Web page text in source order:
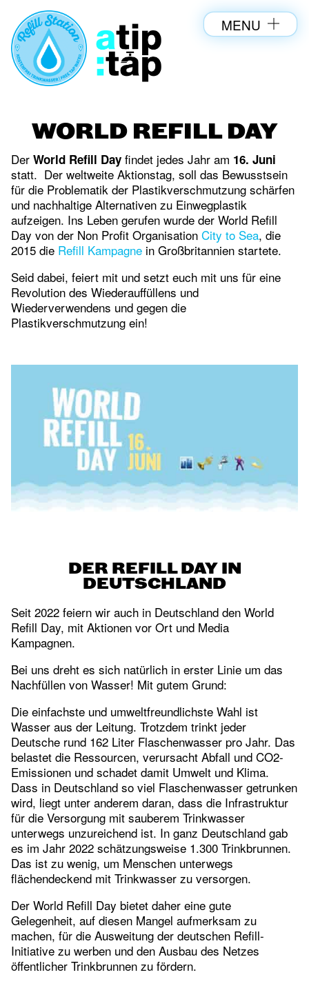
MENU
WORLD REFILL DAY
Der World Refill Dayfindet jedes Jahr am 16. Juni
statt. Der weltweite Aktionstag, soll das Bewusstsein
für die Problematik der Plastikverschmutzung schärfen
und nachhaltige Alternativen zu Einwegplastik
aufzeigen. Ins Leben gerufen wurde der World Refill
Day von der Non Profit Organisation City to Sea, die
2015 die Refill Kampagnein Großbritannien startete.
Seid dabei, feiert mit und setzt euch mit uns für eine
Revolution des Wiederauffüllens und
Wiederverwendens und gegen die
Plastikverschmutzung ein!
DER REFILL DAY IN
DEUTSCHLAND
Seit 2022 feiern wir auch in Deutschland den World
Refill Day, mit Aktionen vor Ort und Media
Kampagnen.
Bei uns dreht es sich natürlich in erster Linie um das
Nachfüllen von Wasser! Mit gutem Grund:
Die einfachste und umweltfreundlichste Wahl ist
Wasser aus der Leitung. Trotzdem trinkt jeder
Deutsche rund 162 Liter Flaschenwasser pro Jahr. Das
belastet die Ressourcen, verursacht Abfall und CO2-
Emissionen und schadet damit Umwelt und Klima.
Dass in Deutschland so viel Flaschenwasser getrunken
wird, liegt unter anderem daran, dass die Infrastruktur
für die Versorgung mit sauberem Trinkwasser
unterwegs unzureichend ist. In ganz Deutschland gab
es im Jahr 2022 schätzungsweise 1.300 Trinkbrunnen.
Das ist zu wenig, um Menschen unterwegs
flächendeckend mit Trinkwasser zu versorgen.
Der World Refill Day bietet daher eine gute
Gelegenheit, auf diesen Mangel aufmerksam zu
machen, für die Ausweitung der deutschen Refill-
Initiative zu werben und den Ausbau des Netzes
öffentlicher Trinkbrunnen zu fördern.